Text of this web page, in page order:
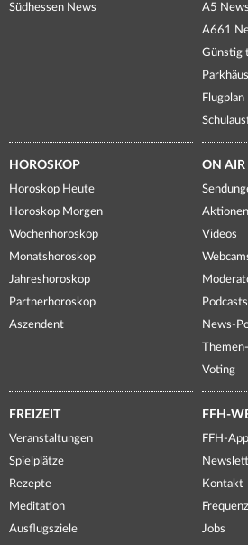
Südhessen News
A5 News
A661
Günstig
HOROSKOP
Horoskop Heute
Horoskop Morgen
Wochenhoroskop
Monatshoroskop
Jahreshoroskop
Partnerhoroskop
Aszendent
ON AIR
Aktionen
Videos
Podcasts
News-
Voting
FREIZEIT
Veranstaltungen
Spielplätze
Rezepte
Meditation
Ausflugsziele
FFH-
FFH-App
Kontakt
Jobs